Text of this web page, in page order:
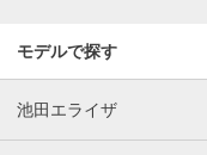
モデルで探す
池田エライザ